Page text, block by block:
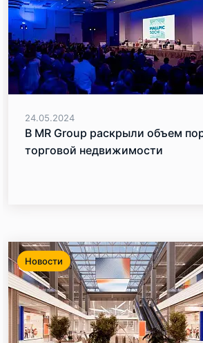
24.05.2024
В MR Group раскрыли объем
торговой недвижимости
Новости